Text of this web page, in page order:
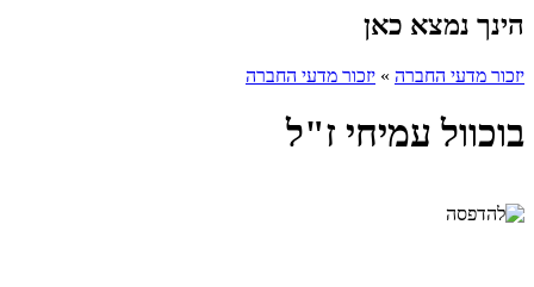
הינך נמצא כאן
יזכור מדעי החברה » יזכור מדעי החברה
בוכוול עמיחי ז"ל